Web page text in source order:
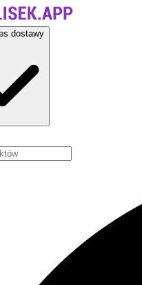
dostawy